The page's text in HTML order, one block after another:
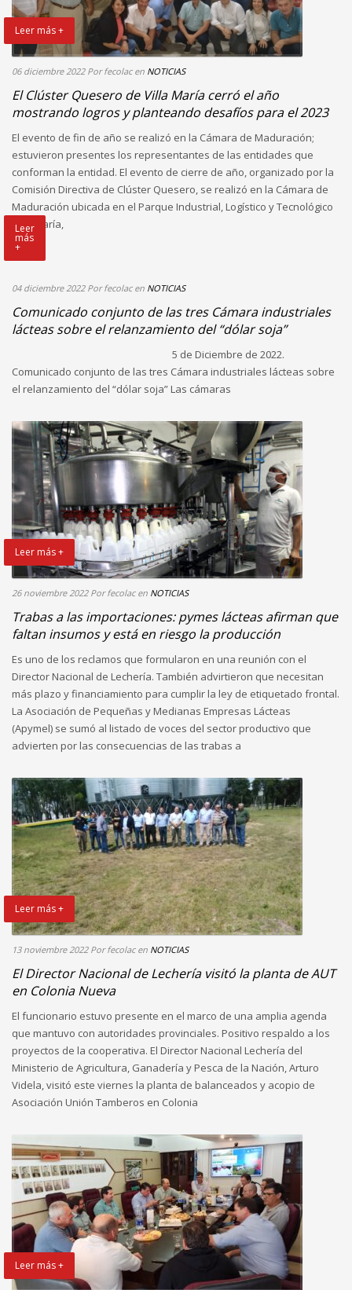
Leer más +
06 diciembre 2022 Por fecolac en NOTICIAS
El Clúster Quesero de Villa María cerró el año
mostrando logros y planteando desafíos para el 2023
El evento de fin de año se realizó en la Cámara de Maduración;
estuvieron presentes los representantes de las entidades que
conforman la entidad. El evento de cierre de año, organizado por la
Comisión Directiva de Clúster Quesero, se realizó en la Cámara de
Maduración ubicada en el Parque Industrial, Logístico y Tecnológico
Villa María,
Leer
más
+
04 diciembre 2022 Por fecolac en NOTICIAS
Comunicado conjunto de las tres Cámara industriales
lácteas sobre el relanzamiento del “dólar soja”
5 de Diciembre de 2022.
Comunicado conjunto de las tres Cámara industriales lácteas sobre
el relanzamiento del “dólar soja” Las cámaras
Leer más +
26 noviembre 2022 Por fecolac en NOTICIAS
Trabas a las importaciones: pymes lácteas afirman que
faltan insumos y está en riesgo la producción
Es uno de los reclamos que formularon en una reunión con el
Director Nacional de Lechería. También advirtieron que necesitan
más plazo y financiamiento para cumplir la ley de etiquetado frontal.
La Asociación de Pequeñas y Medianas Empresas Lácteas
(Apymel) se sumó al listado de voces del sector productivo que
advierten por las consecuencias de las trabas a
Leer más +
13 noviembre 2022 Por fecolac en NOTICIAS
El Director Nacional de Lechería visitó la planta de AUT
en Colonia Nueva
El funcionario estuvo presente en el marco de una amplia agenda
que mantuvo con autoridades provinciales. Positivo respaldo a los
proyectos de la cooperativa. El Director Nacional Lechería del
Ministerio de Agricultura, Ganadería y Pesca de la Nación, Arturo
Videla, visitó este viernes la planta de balanceados y acopio de
Asociación Unión Tamberos en Colonia
Leer más +